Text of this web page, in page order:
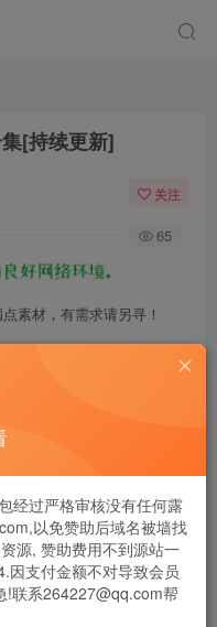
[持续更新]
关注
65
素材，有需求请另寻！
重试，这是百度网盘版本问
请《提交工单》
经过严格审核没有任何露
以免赞助后域名被墙找
源, 赞助费用不到源站一
因支付金额不对导致会员
!联系264227@qq.com帮